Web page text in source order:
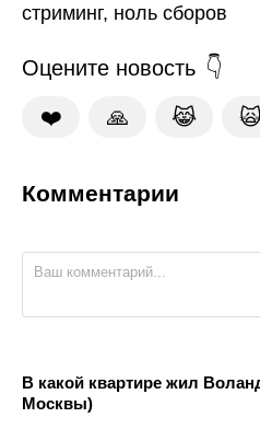
стриминг, ноль сборов
Оцените новость
❤️ 🙏 😹
Комментарии
В какой квартире жил
Москвы)